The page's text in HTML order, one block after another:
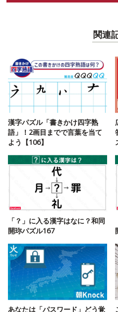
関連
漢字パズル「書きかけ四字熟
語」！2画目までで言葉を当て
よう【106】
「？」に入る漢字はなに？和同
開珎パズル167
あなたは「パスワード」どう覚